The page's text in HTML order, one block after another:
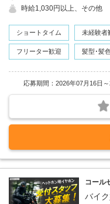
時給1,030円以上、その他
ショートタイム 未経験者
フリーター歓迎 髪型･髪
応募期間：2026年07月16日
コール
バイ